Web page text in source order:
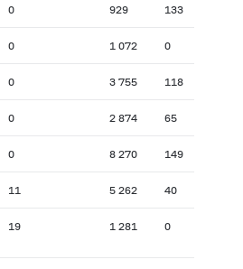
0 929 133
0 1 072 0
0 3 755 118
0 2 874 65
0 8 270 149
11 5 262 40
19 1 281 0